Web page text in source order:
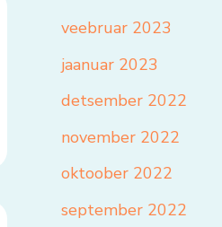
veebruar 2023
jaanuar 2023
detsember 2022
november 2022
oktoober 2022
september 2022